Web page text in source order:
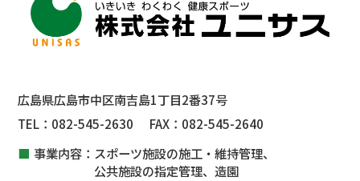
広島県広島市中区南吉島1丁目2番37号
TEL： 082-545-2630 FAX： 082-545-2640
事業内容： スポーツ施設の施工・維持管理、
公共施設の指定管理、 造園